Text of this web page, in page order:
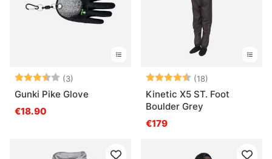
Arvio: (3)
3.3 5:sta tähdestä
Gunki Pike Glove
€18.90
Arvio: (18)
Kinetic X5 ST. Foot
Boulder Grey
€179